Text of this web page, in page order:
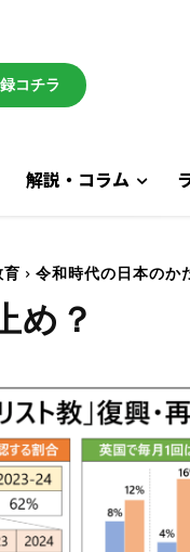
コチラ
解説・コラム
令和時代の日本のか
め？